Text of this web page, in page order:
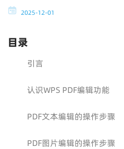
2025-12-01
目录
引言
认识WPS PDF编辑功能
PDF文本编辑的操作步骤
PDF图片编辑的操作步骤